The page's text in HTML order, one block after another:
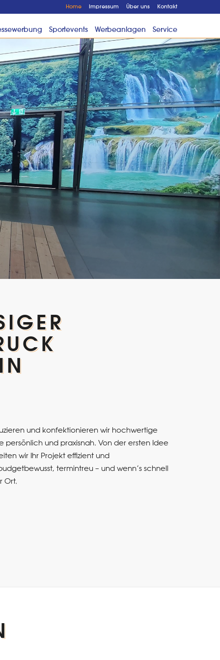
Home Impressum Über uns Kontakt
Sportevents Werbeanlagen Service
und konfektionieren wir hochwertige
persönlich und praxisnah. Von der ersten Idee
wir Ihr Projekt effizient und
termintreu – und wenn’s schnell
Ort.